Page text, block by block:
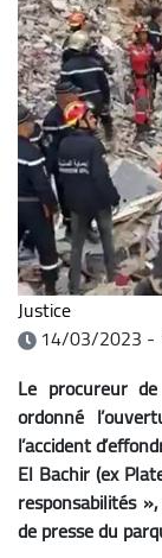
Justice
14/03/2023 -
Le procureur
ordonné
l’accident
El Bachir (ex
responsabilités
de presse du